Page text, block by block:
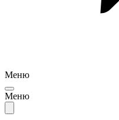
Меню
Меню